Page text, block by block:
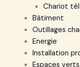
Chariot
Bâtiment
Outillages
Energie
Installation
Espaces verts